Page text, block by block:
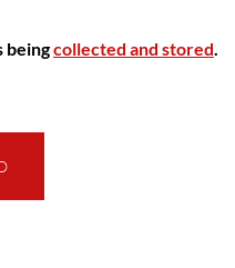
beingcollected and stored.